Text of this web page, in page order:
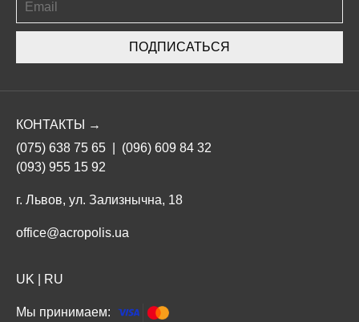
ПОДПИСАТЬСЯ
КОНТАКТЫ →
(075) 638 75 65
(096) 609 84 32
(093) 955 15 92
г. Львов, ул. Зализнычна, 18
office@acropolis.ua
UK RU
Мы принимаем: